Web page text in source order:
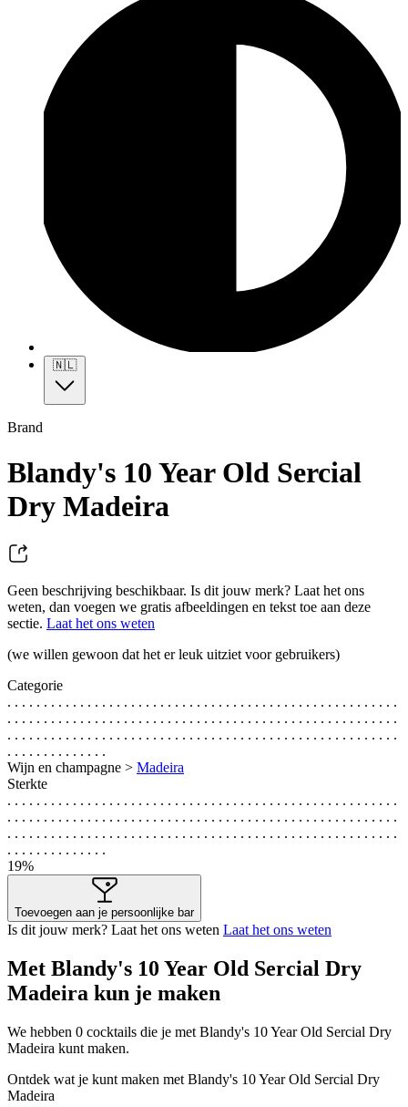
🇳🇱
Brand
Blandy's 10 Year Old Sercial
Dry Madeira
Geen beschrijving beschikbaar. Is dit jouw merk? Laat het ons
weten, dan voegen we gratis afbeeldingen en tekst toe aan deze
sectie. Laat het ons weten
(we willen gewoon dat het er leuk uitziet voor gebruikers)
Categorie
. . . . . . . . . . . . . . . . . . . . . . . . . . . . . . . . . . . . . . . . . . . . . . . . . . . . . .
. . . . . . . . . . . . . . . . . . . . . . . . . . . . . . . . . . . . . . . . . . . . . . . . . . . . . .
. . . . . . . . . . . . . . . . . . . . . . . . . . . . . . . . . . . . . . . . . . . . . . . . . . . . . .
. . . . . . . . . . . . . .
Wijn en champagne > Madeira
Sterkte
. . . . . . . . . . . . . . . . . . . . . . . . . . . . . . . . . . . . . . . . . . . . . . . . . . . . . .
. . . . . . . . . . . . . . . . . . . . . . . . . . . . . . . . . . . . . . . . . . . . . . . . . . . . . .
. . . . . . . . . . . . . . . . . . . . . . . . . . . . . . . . . . . . . . . . . . . . . . . . . . . . . .
. . . . . . . . . . . . . .
19%
Toevoegen aan je persoonlijke bar
Is dit jouw merk? Laat het ons weten Laat het ons weten
Met Blandy's 10 Year Old Sercial Dry
Madeira kun je maken
We hebben 0 cocktails die je met Blandy's 10 Year Old Sercial Dry
Madeira kunt maken.
Ontdek wat je kunt maken met Blandy's 10 Year Old Sercial Dry
Madeira